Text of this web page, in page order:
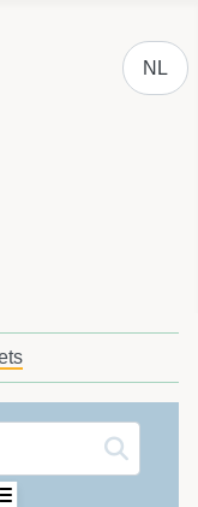
NL
Selecteer het aantal